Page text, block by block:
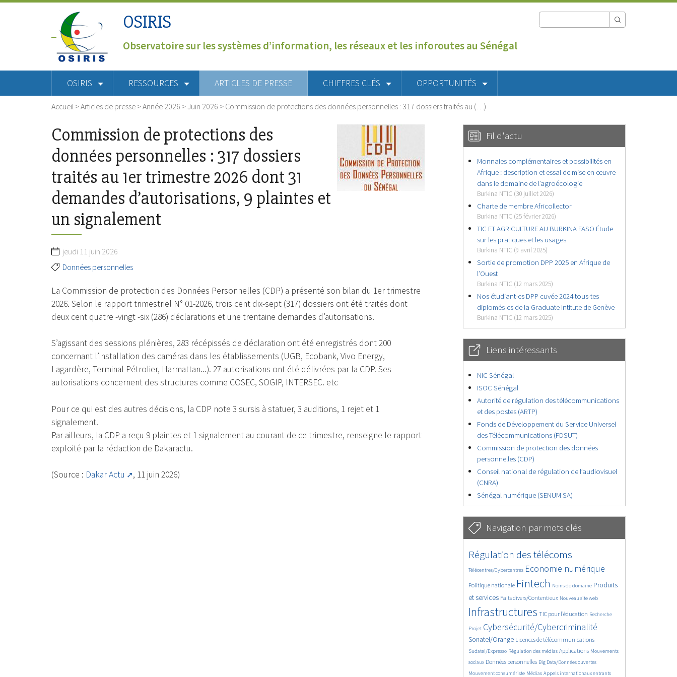
OSIRIS
Observatoire sur les systèmes d’information, les réseaux et les inforoutes au Sénégal
OSIRIS RESSOURCES ARTICLES DE PRESSE CHIFFRES CLÉS OPPORTUNITÉS
Accueil >Articles de presse >Année 2026 > Juin 2026 > Commission de protections des données personnelles : 317 dossiers traités au (…)
Commission de protections des
données personnelles : 317 dossiers
traités au 1er trimestre 2026 dont 31
demandes d’autorisations, 9 plaintes et
un signalement
jeudi 11 juin 2026
Données personnelles
La Commission de protection des Données Personnelles (CDP) a présenté son bilan du 1er trimestre
2026. Selon le rapport trimestriel N° 01-2026, trois cent dix-sept (317) dossiers ont été traités dont
deux cent quatre -vingt -six (286) déclarations et une trentaine demandes d’autorisations.
S’agissant des sessions plénières, 283 récépissés de déclaration ont été enregistrés dont 200
concernant l’installation des caméras dans les établissements (UGB, Ecobank, Vivo Energy,
Lagardère, Terminal Pétrolier, Harmattan...). 27 autorisations ont été délivrées par la CDP. Ses
autorisations concernent des structures comme COSEC, SOGIP, INTERSEC. etc
Pour ce qui est des autres décisions, la CDP note 3 sursis à statuer, 3 auditions, 1 rejet et 1
signalement.
Par ailleurs, la CDP a reçu 9 plaintes et 1 signalement au courant de ce trimestre, renseigne le rapport
exploité par la rédaction de Dakaractu.
(Source : Dakar Actu , 11 juin 2026)
Fil d'actu
Monnaies complémentaires et possibilités en
Afrique : description et essai de mise en œuvre
dans le domaine de l’agroécologie
Burkina NTIC (30 juillet 2026)
Charte de membre Africollector
Burkina NTIC (25 février 2026)
TIC ET AGRICULTURE AU BURKINA FASO Étude
sur les pratiques et les usages
Burkina NTIC (9 avril 2025)
Sortie de promotion DPP 2025 en Afrique de
l’Ouest
Burkina NTIC (12 mars 2025)
Nos étudiant-es DPP cuvée 2024 tous-tes
diplomés-es de la Graduate Intitute de Genève
Burkina NTIC (12 mars 2025)
Liens intéressants
NIC Sénégal
ISOC Sénégal
Autorité de régulation des télécommunications
et des postes (ARTP)
Fonds de Développement du Service Universel
des Télécommunications (FDSUT)
Commission de protection des données
personnelles (CDP)
Conseil national de régulation de l’audiovisuel
(CNRA)
Sénégal numérique (SENUM SA)
Navigation par mots clés
4641/5747
Régulation des télécoms
359/5747
Télécentres/Cybercentres
3773/5747 Economie numérique
1878/5747
Politique nationale
5209/5747 Fintech
681/5747
Noms de domaine
2461/5747
Produits
et services
1609/5747 Faits divers/Contentieux
850/5747 Nouveau site web
5747/5747
Infrastructures
1831/5747
TIC pour l’éducation
211/5747
Recherche
252/5747
Projet
3651/5747Cybersécurité/Cybercriminalité
2316/5747
Sonatel/Orange
1626/5747 Licences de télécommunications
295/5747
Sudatel/Expresso
1020/5747 Régulation des médias
1523/5747 Applications
1235/5747
Mouvements
sociaux
1663/5747Données personnelles
147/5747 Big Data/Données ouvertes
627/5747
Mouvement consumériste
369/5747 Médias
755/5747 Appels internationaux entrants
1752/5747